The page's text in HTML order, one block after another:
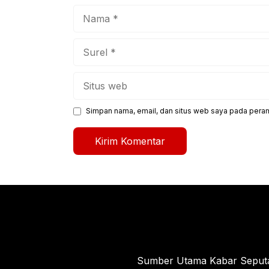
Simpan nama, email, dan situs web saya pada
Sumber Utama Kabar